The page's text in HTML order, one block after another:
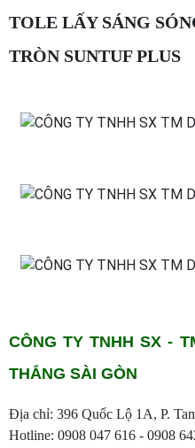
TOLE LẤY SÁNG
TRÒN SUNTUF PLUS
CÔNG TY TNHH SX -
THẮNG SÀI GÒN
Địa chỉ: 396 Quốc Lộ 1A, P.
Hotline: 0908 047 616 - 0908